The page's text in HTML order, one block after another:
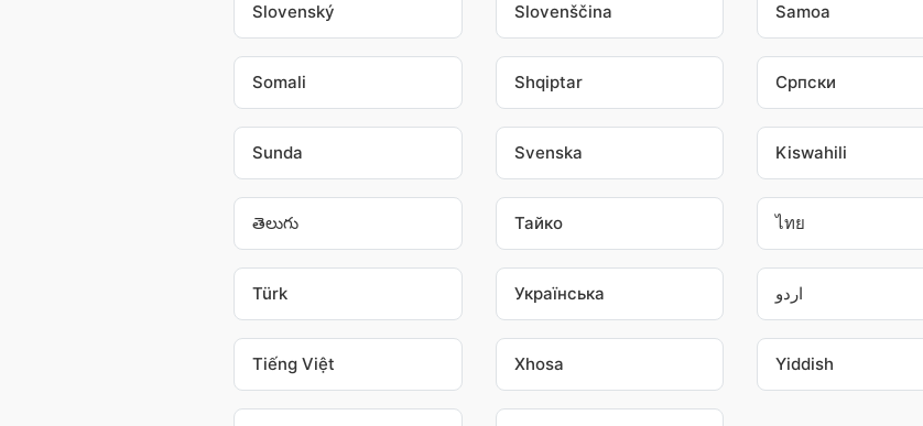
Slovenský Slovenščina Samoa
Somali Shqiptar Српски
Sunda Svenska Kiswahili
తెలుగు Тайко ไทย
Türk Українська اردو
Tiếng Việt Xhosa Yiddish